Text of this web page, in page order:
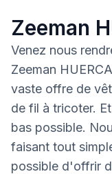
Zeeman
Venez nous
Zeeman
vaste offre de
de fil à tricoter.
bas possible.
faisant tout
possible d'offrir